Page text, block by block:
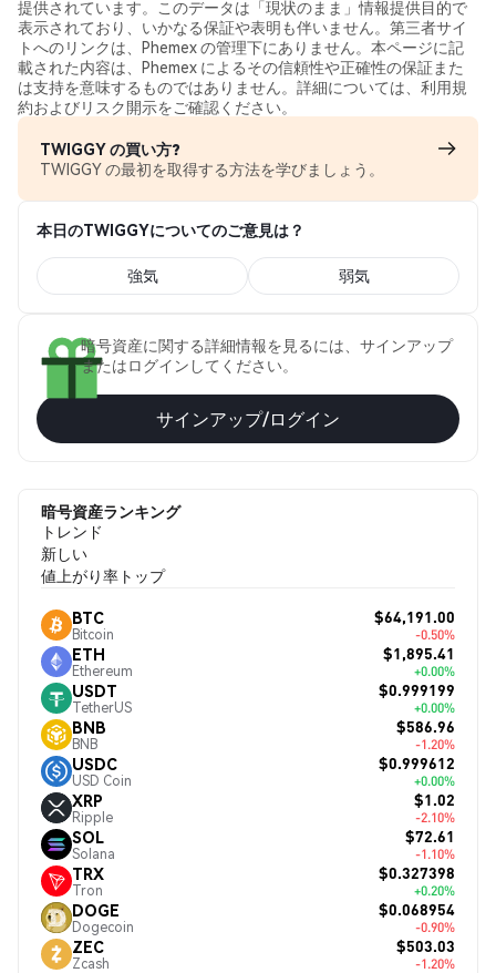
提供されています。このデータは「現状のまま」情報提供目的で
表示されており、いかなる保証や表明も伴いません。第三者サイ
トへのリンクは、Phemex の管理下にありません。本ページに記
載された内容は、Phemex によるその信頼性や正確性の保証また
は支持を意味するものではありません。詳細については、利用規
約およびリスク開示をご確認ください。
TWIGGY の買い方?
TWIGGY の最初を取得する方法を学びましょう。
本日のTWIGGYについてのご意見は？
強気 弱気
暗号資産に関する詳細情報を見るには、サインアップ
またはログインしてください。
サインアップ/ログイン
暗号資産ランキング
トレンド
新しい
値上がり率トップ
BTC
Bitcoin
$64,191.00
-0.50%
ETH
Ethereum
$1,895.41
+0.00%
USDT
TetherUS
$0.999199
+0.00%
BNB
BNB
$586.96
-1.20%
USDC
USD Coin
$0.999612
+0.00%
XRP
Ripple
$1.02
-2.10%
SOL
Solana
$72.61
-1.10%
TRX
Tron
$0.327398
+0.20%
DOGE
Dogecoin
$0.068954
-0.90%
ZEC
Zcash
$503.03
-1.20%